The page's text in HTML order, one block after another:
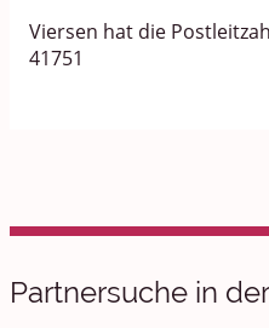
Viersen hat die
41751
Partnersuche in